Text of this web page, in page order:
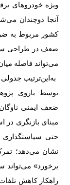
ویژه خودروهای
آنجا دوچندان
کشور مربوط به
ضعف در طراحی
می‌تواند فاصله
به‌این‌ترتیب
توسط بازوی
ضعف ایمنی
مبنای بازنگری در
حتی سیاستگذاری
نشان می‌دهد؛
برخورد» می‌تواند
راهکار کاهش